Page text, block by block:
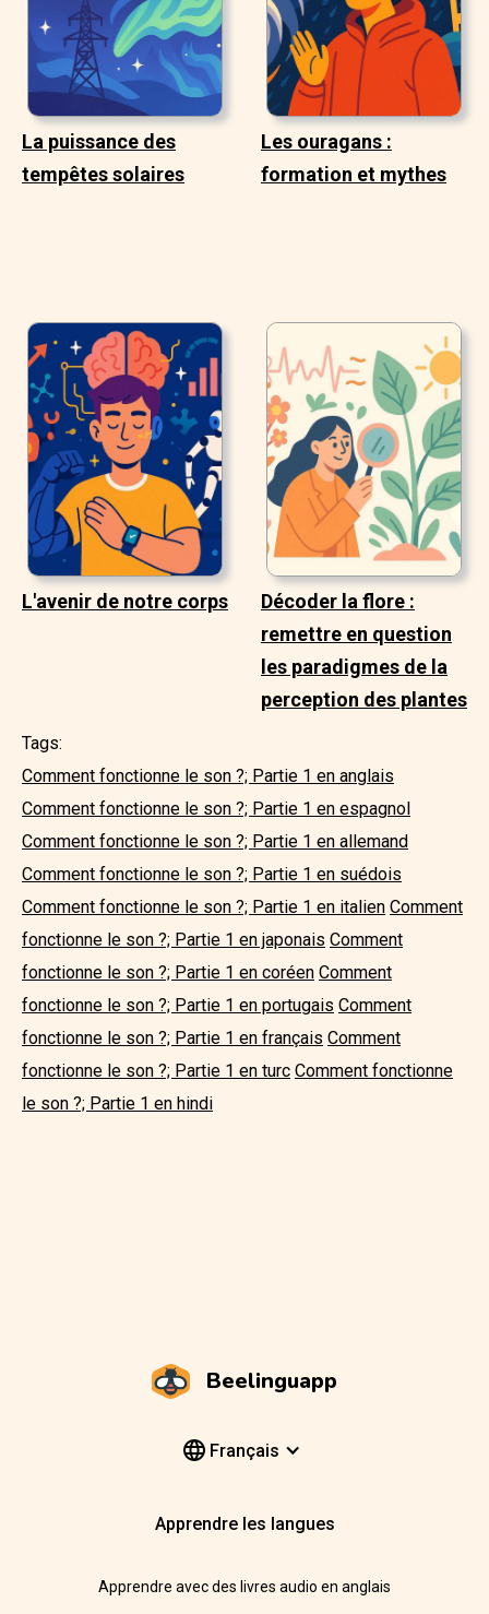
La puissance des
tempêtes solaires
Les ouragans :
formation et mythes
L'avenir de notre corps
Décoder la flore :
remettre en question
les paradigmes de la
perception des plantes
Tags:
Comment fonctionne le son ?; Partie 1 en anglais
Comment fonctionne le son ?; Partie 1 en espagnol
Comment fonctionne le son ?; Partie 1 en allemand
Comment fonctionne le son ?; Partie 1 en suédois
Comment fonctionne le son ?; Partie 1 en italien Comment
fonctionne le son ?; Partie 1 en japonais Comment
fonctionne le son ?; Partie 1 en coréen Comment
fonctionne le son ?; Partie 1 en portugais Comment
fonctionne le son ?; Partie 1 en français Comment
fonctionne le son ?; Partie 1 en turc Comment fonctionne
le son ?; Partie 1 en hindi
Beelinguapp
Français
Apprendre les langues
Apprendre avec des livres audio en anglais